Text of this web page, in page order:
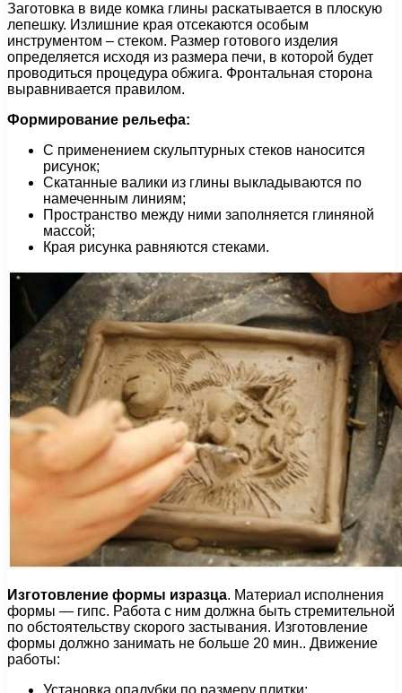
Заготовка в виде комка глины раскатывается в плоскую
лепешку. Излишние края отсекаются особым
инструментом – стеком. Размер готового изделия
определяется исходя из размера печи, в которой будет
проводиться процедура обжига. Фронтальная сторона
выравнивается правилом.
Формирование рельефа:
С применением скульптурных стеков наносится
рисунок;
Скатанные валики из глины выкладываются по
намеченным линиям;
Пространство между ними заполняется глиняной
массой;
Края рисунка равняются стеками.
Изготовление формы изразца. Материал исполнения
формы — гипс. Работа с ним должна быть стремительной
по обстоятельству скорого застывания. Изготовление
формы должно занимать не больше 20 мин.. Движение
работы: